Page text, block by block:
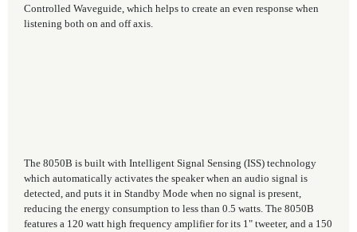
Controlled Waveguide, which helps to create an even response when
listening both on and off axis.
The 8050B is built with Intelligent Signal Sensing (ISS) technology
which automatically activates the speaker when an audio signal is
detected, and puts it in Standby Mode when no signal is present,
reducing the energy consumption to less than 0.5 watts. The 8050B
features a 120 watt high frequency amplifier for its 1" tweeter, and a 150